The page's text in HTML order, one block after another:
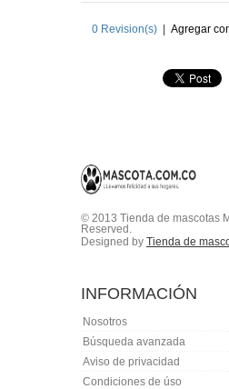
0 Revision(s) | Agregar
© 2013 Tienda de mascotas
Reserved.
Designed by Tienda de
INFORMACIÓN
Nosotros
Búsqueda avanzada
Aviso de privacidad
Condiciones de úso